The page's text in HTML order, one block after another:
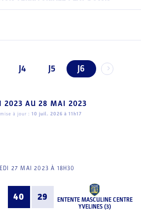
J4 J5 J6
2023 AU 28 MAI 2023
à jour : 10 juil. 2026 à 11h17
27 MAI 2023 À 18H30
40 29
ENTENTE MASCULINE CENTRE
YVELINES (3)